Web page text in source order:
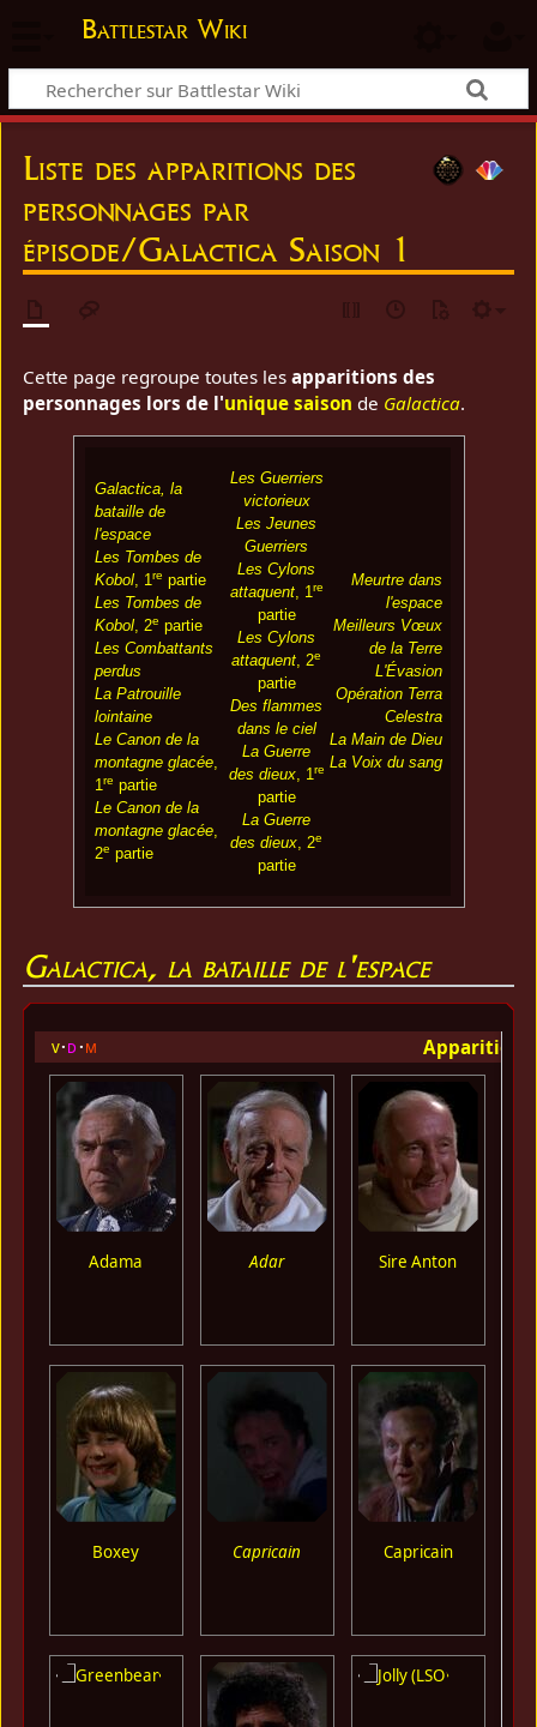
Battlestar Wiki
Liste des apparitions des
personnages par
épisode/Galactica Saison 1
Cette page regroupe toutes lesapparitions des
personnages lors de l'unique saison de Galactica.
Galactica, la
bataille de
l'espace
Les Tombes de
Kobol , 1re partie
Les Tombes de
Kobol , 2e partie
Les Combattants
perdus
La Patrouille
lointaine
Le Canon de la
montagne glacée
1re partie
Le Canon de la
montagne glacée
2e partie
Les Guerriers
victorieux
Les Jeunes
Guerriers
Les Cylons
attaquent, 1re
partie
Les Cylons
attaquent , 2e
partie
Des flammes
dans le ciel
La Guerre
des dieux, 1re
partie
La Guerre
des dieux , 2e
partie
Meurtre dans
l'espace
Meilleurs Vœux
de la Terre
L'Évasion
Opération Terra
Celestra
La Main de Dieu
La Voix du sang
Galactica, la bataille de l'espace
v d m Apparition
Adama Adar Sire Anton
Boxey Capricain Capricain